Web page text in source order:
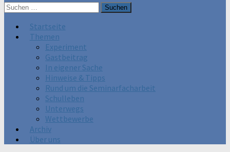
Suchen
nach:
Startseite
Themen
Experiment
Gastbeitrag
In eigener Sache
Hinweise & Tipps
Rund um die Seminarfacharbeit
Schulleben
Unterwegs
Wettbewerbe
Archiv
Über uns